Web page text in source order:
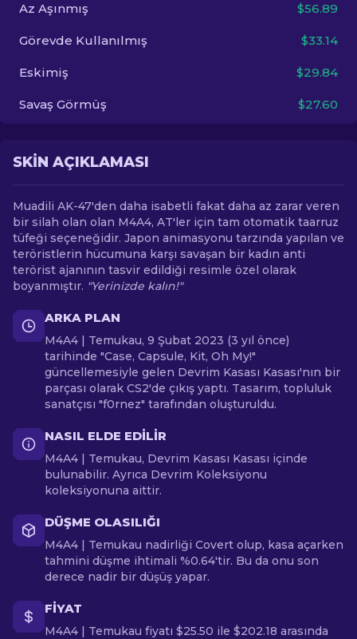
Az Aşınmış $56.89
Görevde Kullanılmış $33.14
Eskimiş $29.84
Savaş Görmüş $27.60
SKIN AÇIKLAMASI
Muadili AK-47'den daha isabetli fakat daha az zarar veren
bir silah olan olan M4A4, AT'ler için tam otomatik taarruz
tüfeği seçeneğidir. Japon animasyonu tarzında yapılan ve
teröristlerin hücumuna karşı savaşan bir kadın anti
terörist ajanının tasvir edildiği resimle özel olarak
boyanmıştır. "Yerinizde kalın!"
ARKA PLAN
M4A4 | Temukau, 9 Şubat 2023 (3 yıl önce)
tarihinde "Case, Capsule, Kit, Oh My!"
güncellemesiyle gelen Devrim Kasası Kasası'nın bir
parçası olarak CS2'de çıkış yaptı. Tasarım, topluluk
sanatçısı "f0rnez" tarafından oluşturuldu.
NASIL ELDE EDILIR
M4A4 | Temukau, Devrim Kasası Kasası içinde
bulunabilir. Ayrıca Devrim Koleksiyonu
koleksiyonuna aittir.
DÜŞME OLASILIĞI
M4A4 | Temukau nadirliği Covert olup, kasa açarken
tahmini düşme ihtimali %0.64'tir. Bu da onu son
derece nadir bir düşüş yapar.
FIYAT
M4A4 | Temukau fiyatı $25.50 ile $202.18 arasında